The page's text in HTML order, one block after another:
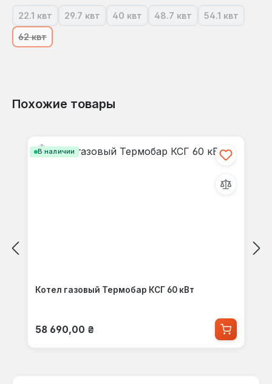
22.1 квт(В настоящее время эта опция недоступна.)
29.7 квт(В настоящее время эта опция недоступна.)
40 квт(В настоящее время эта опция
48.7 квт(В настоящее время
54.1 квт
(В
62 квт(В настоящее время эта опция недоступна.)
Похожие товары
В наличии
Котел газовый Термобар КСГ 60 кВт
Обычная цена:
58 690,00 ₴